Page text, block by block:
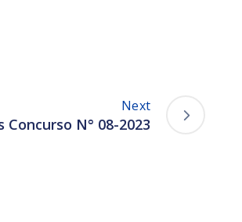
Next
N° 08-2023